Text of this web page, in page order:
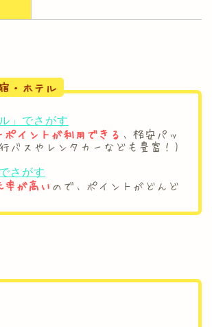
・ホテル
」でさがす
ポイントが利用できる 、格安パッ
バスやレンタカーなども豊富！)
さがす
率が高い ので、ポイントがどんど